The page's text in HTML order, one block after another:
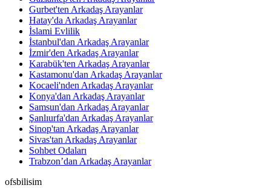
Gurbet'ten Arkadaş Arayanlar
Hatay'da Arkadaş Arayanlar
İslami Evlilik
İstanbul'dan Arkadaş Arayanlar
İzmir'den Arkadaş Arayanlar
Karabük'ten Arkadaş Arayanlar
Kastamonu'dan Arkadaş Arayanlar
Kocaeli'nden Arkadaş Arayanlar
Konya'dan Arkadaş Arayanlar
Samsun'dan Arkadaş Arayanlar
Şanlıurfa'dan Arkadaş Arayanlar
Sinop'tan Arkadaş Arayanlar
Sivas'tan Arkadaş Arayanlar
Sohbet Odaları
Trabzon’dan Arkadaş Arayanlar
ofsbilisim